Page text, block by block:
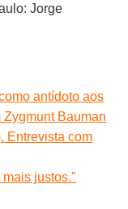
Jorge
antídoto aos
Bauman
Entrevista com
justos."